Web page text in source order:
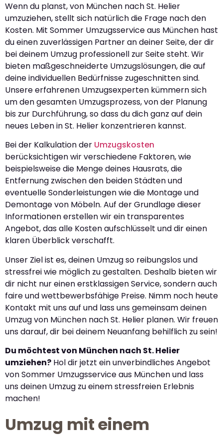
Wenn du planst, von München nach St. Helier
umzuziehen, stellt sich natürlich die Frage nach den
Kosten. Mit Sommer Umzugsservice aus München hast
du einen zuverlässigen Partner an deiner Seite, der dir
bei deinem Umzug professionell zur Seite steht. Wir
bieten maßgeschneiderte Umzugslösungen, die auf
deine individuellen Bedürfnisse zugeschnitten sind.
Unsere erfahrenen Umzugsexperten kümmern sich
um den gesamten Umzugsprozess, von der Planung
bis zur Durchführung, so dass du dich ganz auf dein
neues Leben in St. Helier konzentrieren kannst.
Bei der Kalkulation der Umzugskosten
berücksichtigen wir verschiedene Faktoren, wie
beispielsweise die Menge deines Hausrats, die
Entfernung zwischen den beiden Städten und
eventuelle Sonderleistungen wie die Montage und
Demontage von Möbeln. Auf der Grundlage dieser
Informationen erstellen wir ein transparentes
Angebot, das alle Kosten aufschlüsselt und dir einen
klaren Überblick verschafft.
Unser Ziel ist es, deinen Umzug so reibungslos und
stressfrei wie möglich zu gestalten. Deshalb bieten wir
dir nicht nur einen erstklassigen Service, sondern auch
faire und wettbewerbsfähige Preise. Nimm noch heute
Kontakt mit uns auf und lass uns gemeinsam deinen
Umzug von München nach St. Helier planen. Wir freuen
uns darauf, dir bei deinem Neuanfang behilflich zu sein!
Du möchtest von München nach St. Helier
umziehen? Hol dir jetzt ein unverbindliches Angebot
von Sommer Umzugsservice aus München und lass
uns deinen Umzug zu einem stressfreien Erlebnis
machen!
Umzug mit einem